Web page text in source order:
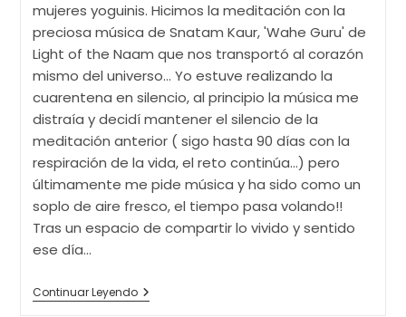
mujeres yoguinis. Hicimos la meditación con la
preciosa música de Snatam Kaur, 'Wahe Guru' de
Light of the Naam que nos transportó al corazón
mismo del universo… Yo estuve realizando la
cuarentena en silencio, al principio la música me
distraía y decidí mantener el silencio de la
meditación anterior ( sigo hasta 90 días con la
respiración de la vida, el reto continúa…) pero
últimamente me pide música y ha sido como un
soplo de aire fresco, el tiempo pasa volando!!
Tras un espacio de compartir lo vivido y sentido
ese día…
Continuar LeyendoCÍRCULO
MUJER